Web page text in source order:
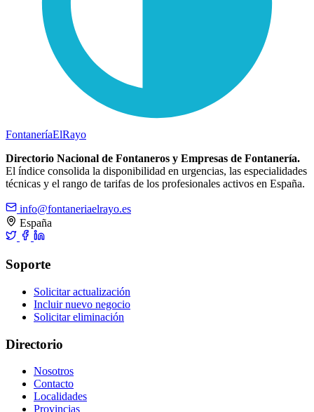
FontaneríaElRayo
Directorio Nacional de Fontaneros y Empresas de Fontanería.
El índice consolida la disponibilidad en urgencias, las especialidades
técnicas y el rango de tarifas de los profesionales activos en España.
info@fontaneriaelrayo.es
España
Soporte
Solicitar actualización
Incluir nuevo negocio
Solicitar eliminación
Directorio
Nosotros
Contacto
Localidades
Provincias